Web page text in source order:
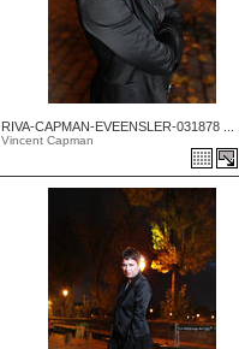
RIVA-CAPMAN-EVEENSLER-031878 ...
Vincent Capman